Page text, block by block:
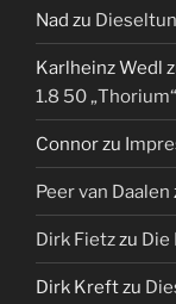
Nad zu
Karlheinz Wedl
1.8 50 „Thorium“
Connorzu
Peer van Daalen
Dirk Fietzzu Die
Dirk Kreftzu